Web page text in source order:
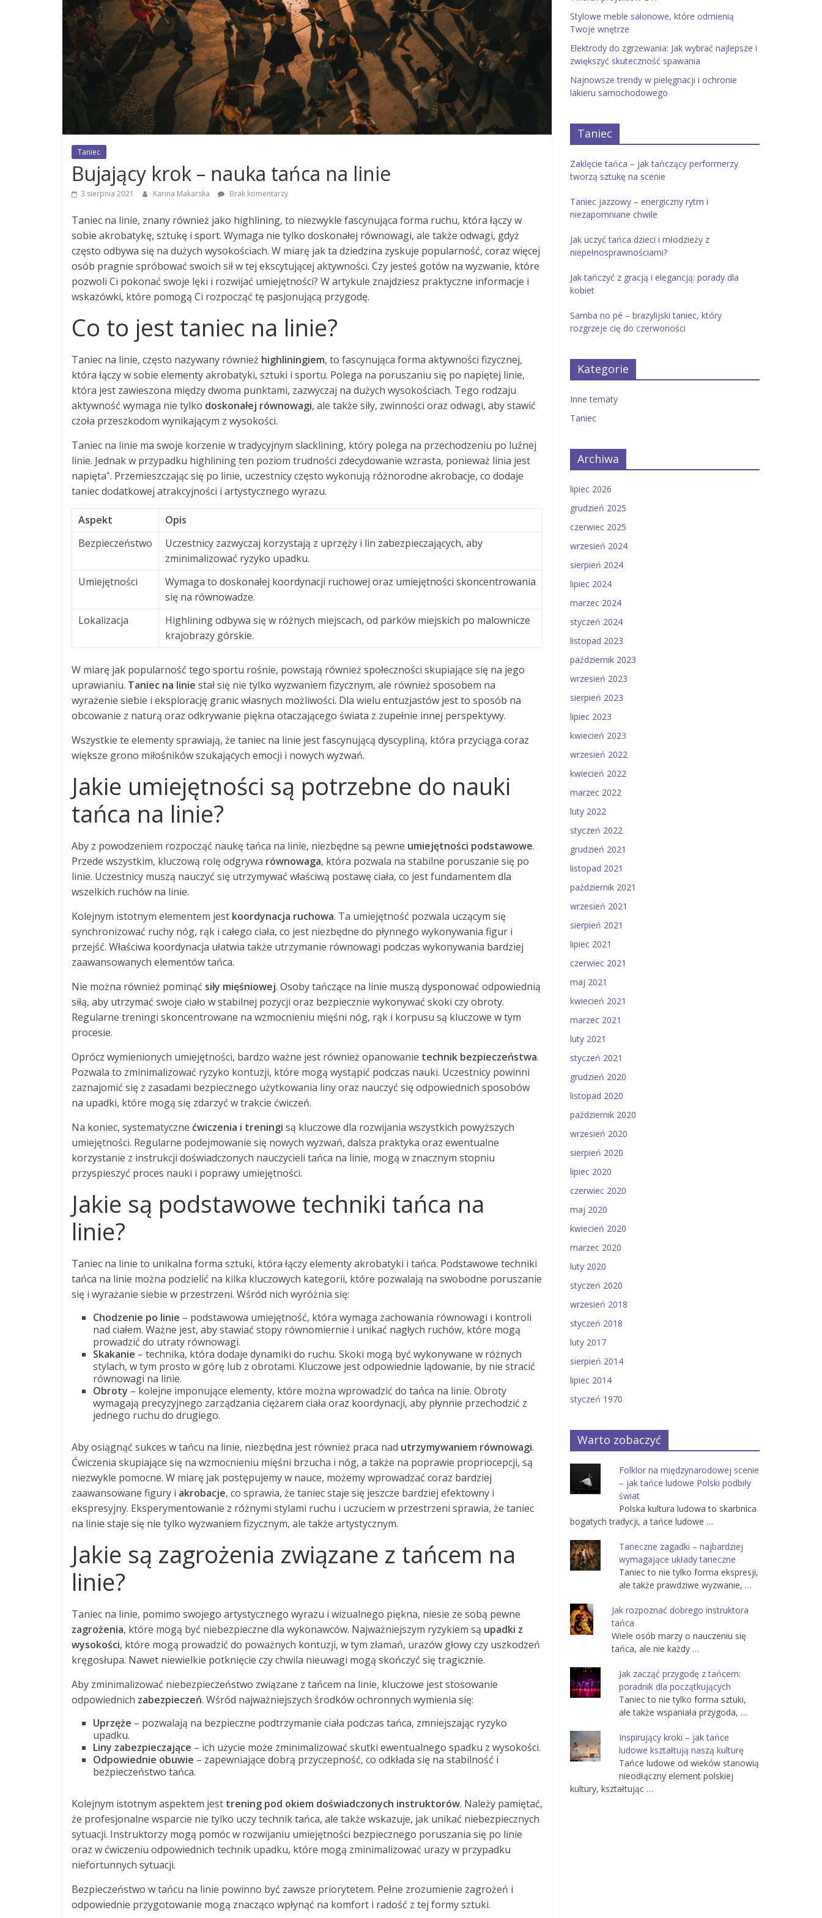
Taniec
Bujający krok – nauka tańca na linie
3 sierpnia 2021 Karina Makarska Brak komentarzy
Taniec na linie, znany również jako highlining, to niezwykle fascynująca forma ruchu, która łączy w
sobie akrobatykę, sztukę i sport. Wymaga nie tylko doskonałej równowagi, ale także odwagi, gdyż
często odbywa się na dużych wysokościach. W miarę jak ta dziedzina zyskuje popularność, coraz więcej
osób pragnie spróbować swoich sił w tej ekscytującej aktywności. Czy jesteś gotów na wyzwanie, które
pozwoli Ci pokonać swoje lęki i rozwijać umiejętności? W artykule znajdziesz praktyczne informacje i
wskazówki, które pomogą Ci rozpocząć tę pasjonującą przygodę.
Co to jest taniec na linie?
Taniec na linie, często nazywany również highliningiem, to fascynująca forma aktywności fizycznej,
która łączy w sobie elementy akrobatyki, sztuki i sportu. Polega na poruszaniu się po napiętej linie,
która jest zawieszona między dwoma punktami, zazwyczaj na dużych wysokościach. Tego rodzaju
aktywność wymaga nie tylko doskonałej równowagi, ale także siły, zwinności oraz odwagi, aby stawić
czoła przeszkodom wynikającym z wysokości.
Taniec na linie ma swoje korzenie w tradycyjnym slacklining, który polega na przechodzeniu po luźnej
linie. Jednak w przypadku highlining ten poziom trudności zdecydowanie wzrasta, ponieważ linia jest
napięta*. Przemieszczając się po linie, uczestnicy często wykonują różnorodne akrobacje, co dodaje
taniec dodatkowej atrakcyjności i artystycznego wyrazu.
Aspekt
Opis
Bezpieczeństwo
Uczestnicy zazwyczaj korzystają z uprzęży i lin zabezpieczających, aby
zminimalizować ryzyko upadku.
Umiejętności
Wymaga to doskonałej koordynacji ruchowej oraz umiejętności skoncentrowania
się na równowadze.
Lokalizacja
Highlining odbywa się w różnych miejscach, od parków miejskich po malownicze
krajobrazy górskie.
W miarę jak popularność tego sportu rośnie, powstają również społeczności skupiające się na jego
uprawianiu. Taniec na linie stał się nie tylko wyzwaniem fizycznym, ale również sposobem na
wyrażenie siebie i eksplorację granic własnych możliwości. Dla wielu entuzjastów jest to sposób na
obcowanie z naturą oraz odkrywanie piękna otaczającego świata z zupełnie innej perspektywy.
Wszystkie te elementy sprawiają, że taniec na linie jest fascynującą dyscypliną, która przyciąga coraz
większe grono miłośników szukających emocji i nowych wyzwań.
Jakie umiejętności są potrzebne do nauki
tańca na linie?
Aby z powodzeniem rozpocząć naukę tańca na linie, niezbędne są pewne umiejętności podstawowe.
Przede wszystkim, kluczową rolę odgrywa równowaga, która pozwala na stabilne poruszanie się po
linie. Uczestnicy muszą nauczyć się utrzymywać właściwą postawę ciała, co jest fundamentem dla
wszelkich ruchów na linie.
Kolejnym istotnym elementem jest koordynacja ruchowa. Ta umiejętność pozwala uczącym się
synchronizować ruchy nóg, rąk i całego ciała, co jest niezbędne do płynnego wykonywania figur i
przejść. Właściwa koordynacja ułatwia także utrzymanie równowagi podczas wykonywania bardziej
zaawansowanych elementów tańca.
Nie można również pominąć siły mięśniowej. Osoby tańczące na linie muszą dysponować odpowiednią
siłą, aby utrzymać swoje ciało w stabilnej pozycji oraz bezpiecznie wykonywać skoki czy obroty.
Regularne treningi skoncentrowane na wzmocnieniu mięśni nóg, rąk i korpusu są kluczowe w tym
procesie.
Oprócz wymienionych umiejętności, bardzo ważne jest również opanowanie technik bezpieczeństwa.
Pozwala to zminimalizować ryzyko kontuzji, które mogą wystąpić podczas nauki. Uczestnicy powinni
zaznajomić się z zasadami bezpiecznego użytkowania liny oraz nauczyć się odpowiednich sposobów
na upadki, które mogą się zdarzyć w trakcie ćwiczeń.
Na koniec, systematyczne ćwiczenia i treningi są kluczowe dla rozwijania wszystkich powyższych
umiejętności. Regularne podejmowanie się nowych wyzwań, dalsza praktyka oraz ewentualne
korzystanie z instrukcji doświadczonych nauczycieli tańca na linie, mogą w znacznym stopniu
przyspieszyć proces nauki i poprawy umiejętności.
Jakie są podstawowe techniki tańca na
linie?
Taniec na linie to unikalna forma sztuki, która łączy elementy akrobatyki i tańca. Podstawowe techniki
tańca na linie można podzielić na kilka kluczowych kategorii, które pozwalają na swobodne poruszanie
się i wyrażanie siebie w przestrzeni. Wśród nich wyróżnia się:
Chodzenie po linie – podstawowa umiejętność, która wymaga zachowania równowagi i kontroli
nad ciałem. Ważne jest, aby stawiać stopy równomiernie i unikać nagłych ruchów, które mogą
prowadzić do utraty równowagi.
Skakanie – technika, która dodaje dynamiki do ruchu. Skoki mogą być wykonywane w różnych
stylach, w tym prosto w górę lub z obrotami. Kluczowe jest odpowiednie lądowanie, by nie stracić
równowagi na linie.
Obroty – kolejne imponujące elementy, które można wprowadzić do tańca na linie. Obroty
wymagają precyzyjnego zarządzania ciężarem ciała oraz koordynacji, aby płynnie przechodzić z
jednego ruchu do drugiego.
Aby osiągnąć sukces w tańcu na linie, niezbędna jest również praca nad utrzymywaniem równowagi.
Ćwiczenia skupiające się na wzmocnieniu mięśni brzucha i nóg, a także na poprawie propriocepcji, są
niezwykle pomocne. W miarę jak postępujemy w nauce, możemy wprowadzać coraz bardziej
zaawansowane figury i akrobacje, co sprawia, że taniec staje się jeszcze bardziej efektowny i
ekspresyjny. Eksperymentowanie z różnymi stylami ruchu i uczuciem w przestrzeni sprawia, że taniec
na linie staje się nie tylko wyzwaniem fizycznym, ale także artystycznym.
Jakie są zagrożenia związane z tańcem na
linie?
Taniec na linie, pomimo swojego artystycznego wyrazu i wizualnego piękna, niesie ze sobą pewne
zagrożenia, które mogą być niebezpieczne dla wykonawców. Najważniejszym ryzykiem są upadki z
wysokości, które mogą prowadzić do poważnych kontuzji, w tym złamań, urazów głowy czy uszkodzeń
kręgosłupa. Nawet niewielkie potknięcie czy chwila nieuwagi mogą skończyć się tragicznie.
Aby zminimalizować niebezpieczeństwo związane z tańcem na linie, kluczowe jest stosowanie
odpowiednich zabezpieczeń. Wśród najważniejszych środków ochronnych wymienia się:
Uprzęże – pozwalają na bezpieczne podtrzymanie ciała podczas tańca, zmniejszając ryzyko
upadku.
Liny zabezpieczające – ich użycie może zminimalizować skutki ewentualnego spadku z wysokości.
Odpowiednie obuwie – zapewniające dobrą przyczepność, co odkłada się na stabilność i
bezpieczeństwo tańca.
Kolejnym istotnym aspektem jest trening pod okiem doświadczonych instruktorów. Należy pamiętać,
że profesjonalne wsparcie nie tylko uczy technik tańca, ale także wskazuje, jak unikać niebezpiecznych
sytuacji. Instruktorzy mogą pomóc w rozwijaniu umiejętności bezpiecznego poruszania się po linie
oraz w ćwiczeniu odpowiednich technik upadku, które mogą zminimalizować urazy w przypadku
niefortunnych sytuacji.
Bezpieczeństwo w tańcu na linie powinno być zawsze priorytetem. Pełne zrozumienie zagrożeń i
odpowiednie przygotowanie mogą znacząco wpłynąć na komfort i radość z tej formy sztuki.
Stylowe meble salonowe, które odmienią
Twoje wnętrze
Elektrody do zgrzewania: Jak wybrać najlepsze i
zwiększyć skuteczność spawania
Najnowsze trendy w pielęgnacji i ochronie
lakieru samochodowego
Taniec
Zaklęcie tańca – jak tańczący performerzy
tworzą sztukę na scenie
Taniec jazzowy – energiczny rytm i
niezapomniane chwile
Jak uczyć tańca dzieci i młodzieży z
niepełnosprawnościami?
Jak tańczyć z gracją i elegancją: porady dla
kobiet
Samba no pé – brazylijski taniec, który
rozgrzeje cię do czerwoności
Kategorie
Inne tematy
Taniec
Archiwa
lipiec 2026
grudzień 2025
czerwiec 2025
wrzesień 2024
sierpień 2024
lipiec 2024
marzec 2024
styczeń 2024
listopad 2023
październik 2023
wrzesień 2023
sierpień 2023
lipiec 2023
kwiecień 2023
wrzesień 2022
kwiecień 2022
marzec 2022
luty 2022
styczeń 2022
grudzień 2021
listopad 2021
październik 2021
wrzesień 2021
sierpień 2021
lipiec 2021
czerwiec 2021
maj 2021
kwiecień 2021
marzec 2021
luty 2021
styczeń 2021
grudzień 2020
listopad 2020
październik 2020
wrzesień 2020
sierpień 2020
lipiec 2020
czerwiec 2020
maj 2020
kwiecień 2020
marzec 2020
luty 2020
styczeń 2020
wrzesień 2018
styczeń 2018
luty 2017
sierpień 2014
lipiec 2014
styczeń 1970
Warto zobaczyć
Folklor na międzynarodowej scenie
– jak tańce ludowe Polski podbiły
świat
Polska kultura ludowa to skarbnica
bogatych tradycji, a tańce ludowe …
Taneczne zagadki – najbardziej
wymagające układy taneczne
Taniec to nie tylko forma ekspresji,
ale także prawdziwe wyzwanie, …
Jak rozpoznać dobrego instruktora
tańca
Wiele osób marzy o nauczeniu się
tańca, ale nie każdy …
Jak zacząć przygodę z tańcem:
poradnik dla początkujących
Taniec to nie tylko forma sztuki,
ale także wspaniała przygoda, …
Inspirujący kroki – jak tańce
ludowe kształtują naszą kulturę
Tańce ludowe od wieków stanowią
nieodłączny element polskiej
kultury, kształtując …